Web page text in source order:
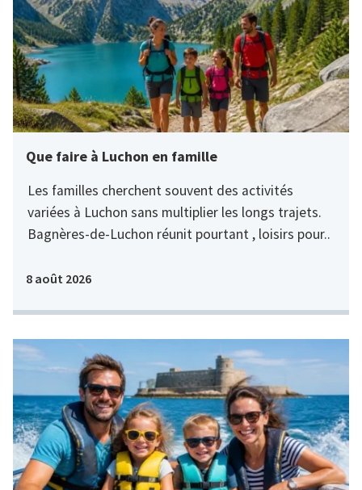
Que faire à Luchon en famille
Les familles cherchent souvent des activités
variées à Luchon sans multiplier les longs trajets.
Bagnères-de-Luchon réunit pourtant , loisirs pour..
8 août 2026